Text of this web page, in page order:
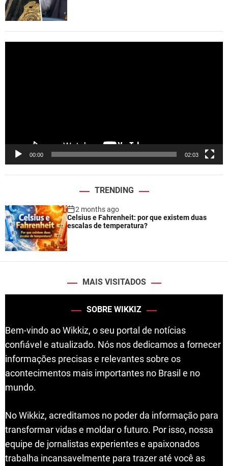
00:00 02:03
TRENDING
2 months ago
Celsius e Fahrenheit: por que existem duas
escalas de temperatura?
MAIS VISITADOS
SOBRE WIKKIZ
Bem-vindo ao Wikkiz, o seu portal de notícias
confiável e atualizado. Nós nos dedicamos a fornecer
informações precisas e relevantes sobre os
acontecimentos mais importantes no Brasil e no
mundo.
No Wikkiz, acreditamos no poder da informação para
transformar vidas e moldar o futuro. Por isso, nossa
equipe de jornalistas experientes e apaixonados
trabalha incansavelmente para trazer até você as